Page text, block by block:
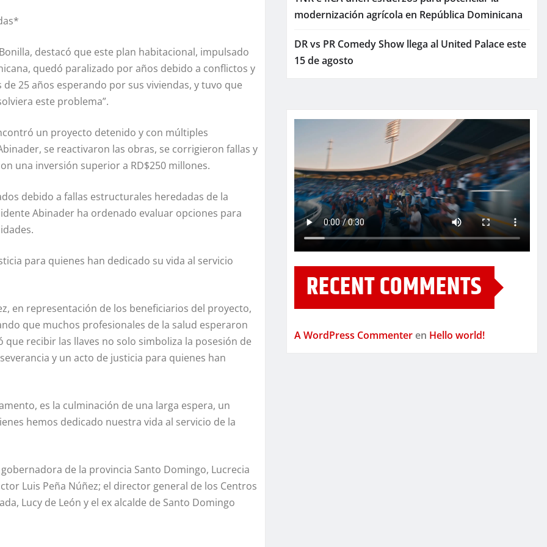
destacó que este plan habitacional, impulsado
quedó paralizado por años debido a conflictos y
25 años esperando por sus viviendas, y tuvo que
este problema”.
un proyecto detenido y con múltiples
se reactivaron las obras, se corrigieron fallas y
una inversión superior a RD$250 millones.
debido a fallas estructurales heredadas de la
Abinader ha ordenado evaluar opciones para
para quienes han dedicado su vida al servicio
en representación de los beneficiarios del proyecto,
que muchos profesionales de la salud esperaron
recibir las llaves no solo simboliza la posesión de
y un acto de justicia para quienes han
es la culminación de una larga espera, un
hemos dedicado nuestra vida al servicio de la
de la provincia Santo Domingo, Lucrecia
Luis Peña Núñez; el director general de los Centros
Lucy de León y el ex alcalde de Santo Domingo
modernización agrícola en República Dominicana
DR vs PR Comedy Show llega al United Palace este
15 de agosto
RECENT COMMENTS
A WordPress Commenter en Hello world!